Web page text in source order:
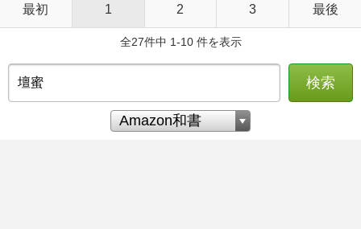
最初 1 2 3 最後
全27件中 1-10 件を表示
検索